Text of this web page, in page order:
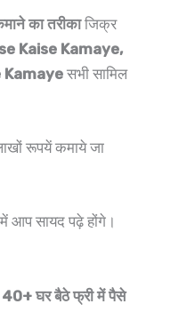
का तरीकाजिक्र
Kaise Kamaye,
Kamayeसभी सामिल
रूपयें कमाये जा
में आप सायद पढ़े होंगे।
40+ घर बैठे फ्री में पैसे